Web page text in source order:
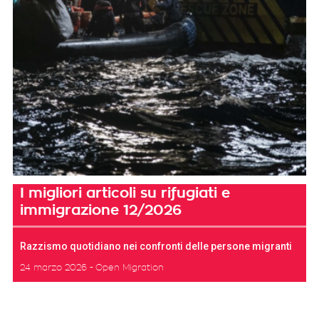
I migliori articoli su rifugiati e
immigrazione 12/2026
Razzismo quotidiano nei confronti delle persone migranti
24 marzo 2026 Open Migration